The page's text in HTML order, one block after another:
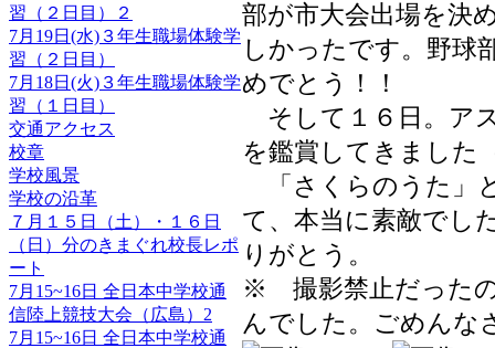
習（２日目）２
7月19日(水)３年生職場体験学
習（２日目）
7月18日(火)３年生職場体験学
習（１日目）
交通アクセス
校章
学校風景
学校の沿革
７月１５日（土）・１６日
（日）分のきまぐれ校長レポ
ート
7月15~16日 全日本中学校通
信陸上競技大会（広島）2
7月15~16日 全日本中学校通
部が市大会出場を決
しかったです。野球
めでとう！！
そして１６日。ア
を鑑賞してきました
「さくらのうた」
て、本当に素敵でし
りがとう。
※ 撮影禁止だった
んでした。ごめんな